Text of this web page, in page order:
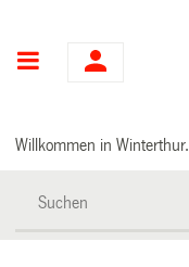
Willkommen in Winterthur.